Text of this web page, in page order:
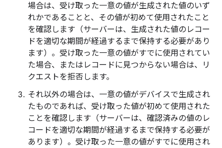
場合は、受け取った一意の値が生成された値のいず
れかであることと、その値が初めて使用されたこと
を確認します（サーバーは、生成された値のレコー
ドを適切な期間が経過するまで保持する必要があり
ます）。受け取った一意の値がすでに使用されてい
た場合、またはレコードに見つからない場合は、リ
クエストを拒否します。
それ以外の場合は、一意の値がデバイスで生成され
たものであれば、受け取った値が初めて使用された
ことを確認します（サーバーは、確認済みの値のレ
コードを適切な期間が経過するまで保持する必要が
あります）。受け取った一意の値がすでに使用され